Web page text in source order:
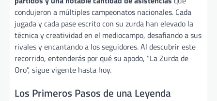
condujeron a múltiples campeonatos nacionales. Cada
jugada y cada pase escrito con su zurda han elevado la
técnica y creatividad en el mediocampo, desafiando a sus
rivales y encantando a los seguidores. Al descubrir este
recorrido, entenderás por qué su apodo, “La Zurda de
Oro”, sigue vigente hasta hoy.
Los Primeros Pasos de una Leyenda